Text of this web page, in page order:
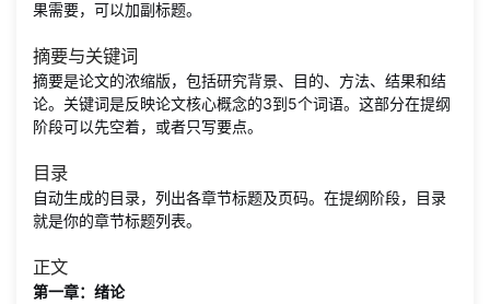
果需要，可以加副标题。
摘要与关键词
摘要是论文的浓缩版，包括研究背景、目的、方法、结果和结
论。关键词是反映论文核心概念的3到5个词语。这部分在提纲
阶段可以先空着，或者只写要点。
目录
自动生成的目录，列出各章节标题及页码。在提纲阶段，目录
就是你的章节标题列表。
正文
第一章：绪论